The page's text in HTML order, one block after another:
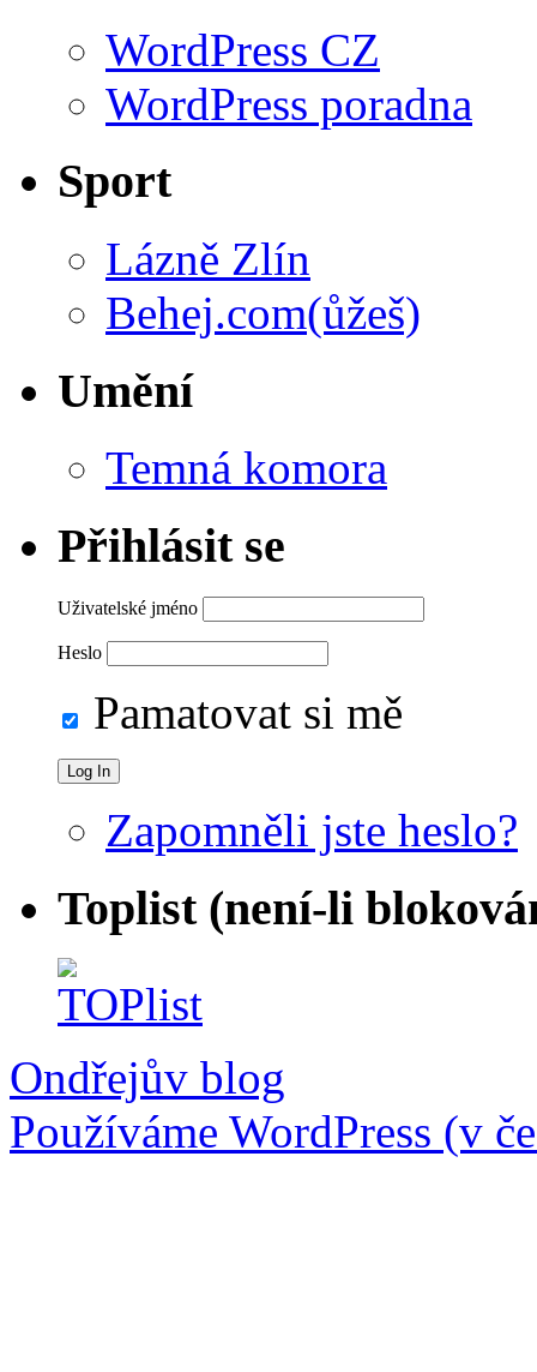
WordPress CZ
WordPress poradna
Sport
Lázně Zlín
Behej.com(ůžeš)
Umění
Temná komora
Přihlásit se
Uživatelské jméno
Heslo
Pamatovat si mě
Zapomněli jste heslo?
Toplist (není-li
Ondřejův blog
Používáme WordPress (v